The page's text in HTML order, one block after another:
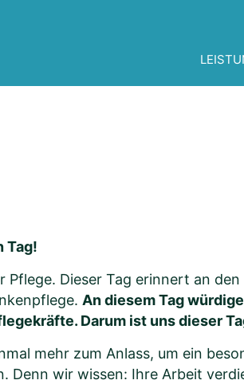
Tag!
Dieser Tag erinnert an
An diesem Tag
Darum ist uns dieser
mehr zum Anlass, um ein
wir wissen: Ihre Arbeit